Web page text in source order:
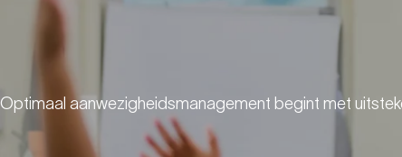
Optimaal aanwezigheidsmanagement begint met